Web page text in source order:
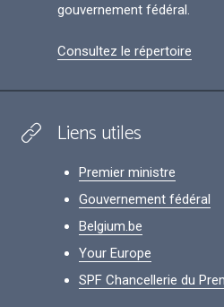
gouvernement fédéral.
Consultez le répertoire
Liens utiles
Premier ministre
Gouvernement fédéral
Belgium.be
Your Europe
SPF Chancellerie du